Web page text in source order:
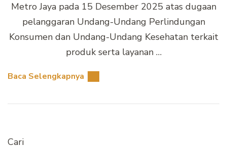
Metro Jaya pada 15 Desember 2025 atas dugaan
pelanggaran Undang-Undang Perlindungan
Konsumen dan Undang-Undang Kesehatan terkait
produk serta layanan …
Baca Selengkapnya
Cari